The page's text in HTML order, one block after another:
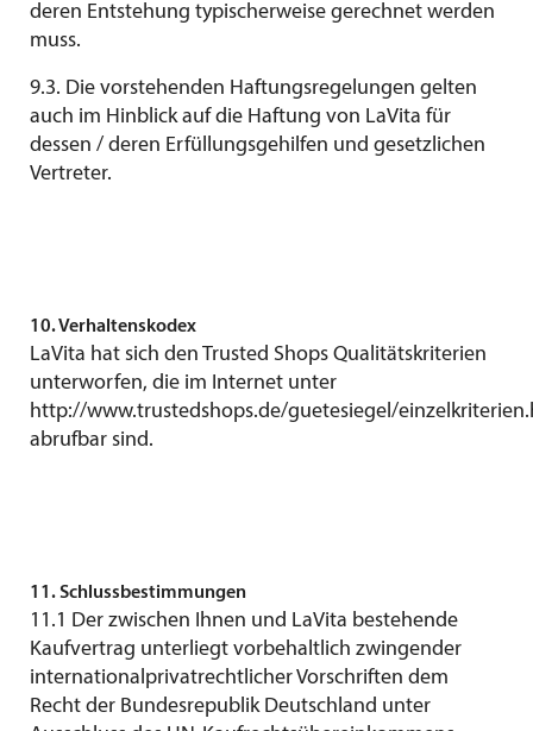
deren Entstehung typischerweise gerechnet werden
muss.
9.3. Die vorstehenden Haftungsregelungen gelten
auch im Hinblick auf die Haftung von LaVita für
dessen / deren Erfüllungsgehilfen und gesetzlichen
Vertreter.
10. Verhaltenskodex
LaVita hat sich den Trusted Shops Qualitätskriterien
unterworfen, die im Internet unter
http://www.trustedshops.de/guetesiegel/
abrufbar sind.
11. Schlussbestimmungen
11.1 Der zwischen Ihnen und LaVita bestehende
Kaufvertrag unterliegt vorbehaltlich zwingender
internationalprivatrechtlicher Vorschriften dem
Recht der Bundesrepublik Deutschland unter